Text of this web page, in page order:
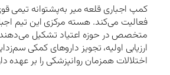
کمپ اجباری قلعه میر به‌پشتوانه تیمی
فعالیت می‌کند. هسته مرکزی این تیم
متخصص در حوزه اعتیاد تشکیل
ارزیابی اولیه، تجویز داروهای کمکی
اختلالات همزمان روانپزشکی را بر عهده